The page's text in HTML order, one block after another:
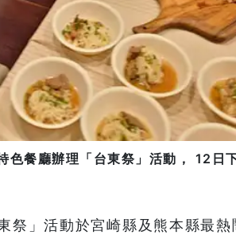
色餐廳辦理「台東祭」活動， 12日
祭」活動於宮崎縣及熊本縣最